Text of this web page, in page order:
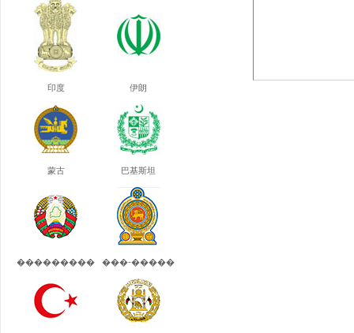
印度 伊朗
蒙古 巴基斯坦
��������� ���-�����